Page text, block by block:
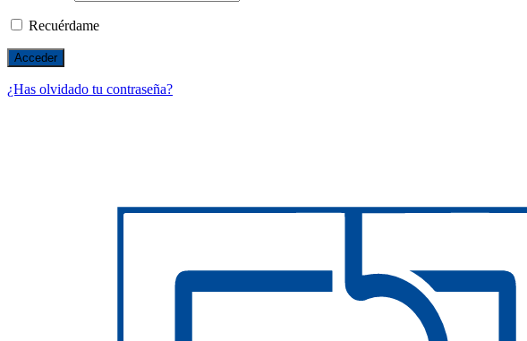
Recuérdame
¿Has olvidado tu contraseña?